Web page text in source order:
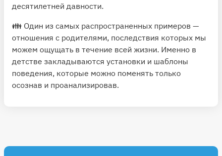
десятилетней давности.
👪 Один из самых распространенных примеров —
отношения с родителями, последствия которых мы
можем ощущать в течение всей жизни. Именно в
детстве закладываются установки и шаблоны
поведения, которые можно поменять только
осознав и проанализировав.